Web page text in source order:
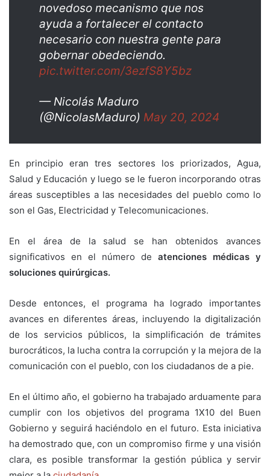
novedoso mecanismo que nos
ayuda a fortalecer el contacto
necesario con nuestra gente para
gobernar obedeciendo.
pic.twitter.com/3ezfS8Y5bz
— Nicolás Maduro
(@NicolasMaduro) May 20, 2024
En principio eran tres sectores los priorizados, Agua,
Salud y Educación y luego se le fueron incorporando otras
áreas susceptibles a las necesidades del pueblo como lo
son el Gas, Electricidad y Telecomunicaciones.
En el área de la salud se han obtenidos avances
significativos en el número de atenciones médicas y
soluciones quirúrgicas.
Desde entonces, el programa ha logrado importantes
avances en diferentes áreas, incluyendo la digitalización
de los servicios públicos, la simplificación de trámites
burocráticos, la lucha contra la corrupción y la mejora de la
comunicación con el pueblo, con los ciudadanos de a pie.
En el último año, el gobierno ha trabajado arduamente para
cumplir con los objetivos del programa 1X10 del Buen
Gobierno y seguirá haciéndolo en el futuro. Esta iniciativa
ha demostrado que, con un compromiso firme y una visión
clara, es posible transformar la gestión pública y servir